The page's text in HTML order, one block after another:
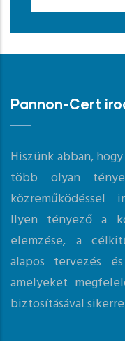
Pannon-Cert
Hiszünk abban,
több olyan
közreműködéssel
Ilyen tényező a
elemzése, a
alapos tervezés
amelyeket
biztosításával